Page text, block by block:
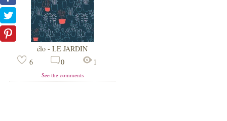
élo - LE JARDIN
6
0 1
See the comments